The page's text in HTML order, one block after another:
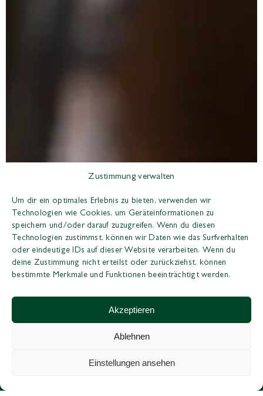
Zustimmung verwalten
Um dir ein optimales Erlebnis zu bieten, verwenden wir
Technologien wie Cookies, um Geräteinformationen zu
speichern und/oder darauf zuzugreifen. Wenn du diesen
Technologien zustimmst, können wir Daten wie das Surfverhalten
oder eindeutige IDs auf dieser Website verarbeiten. Wenn du
deine Zustimmung nicht erteilst oder zurückziehst, können
bestimmte Merkmale und Funktionen beeinträchtigt werden.
Akzeptieren
Ablehnen
Einstellungen ansehen